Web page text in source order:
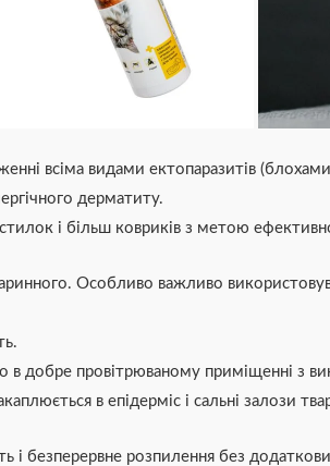
всіма видами ектопаразитів
дерматиту.
і більш ковриків з метою
Особливо важливо
в добре провітрюваному приміщенні з
в епідерміс і сальні залози
і безперервне розпилення без